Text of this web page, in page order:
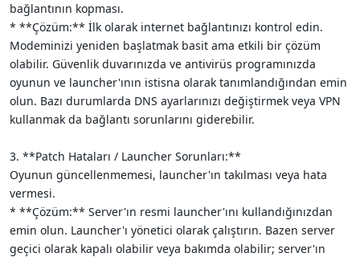
bağlantının kopması.
* **Çözüm:** İlk olarak internet bağlantınızı kontrol edin.
Modeminizi yeniden başlatmak basit ama etkili bir çözüm
olabilir. Güvenlik duvarınızda ve antivirüs programınızda
oyunun ve launcher'ının istisna olarak tanımlandığından emin
olun. Bazı durumlarda DNS ayarlarınızı değiştirmek veya VPN
kullanmak da bağlantı sorunlarını giderebilir.
3. **Patch Hataları / Launcher Sorunları:**
Oyunun güncellenmemesi, launcher'ın takılması veya hata
vermesi.
* **Çözüm:** Server'ın resmi launcher'ını kullandığınızdan
emin olun. Launcher'ı yönetici olarak çalıştırın. Bazen server
geçici olarak kapalı olabilir veya bakımda olabilir; server'ın